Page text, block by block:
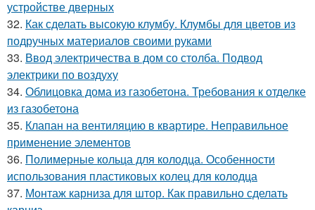
устройстве дверных
32. Как сделать высокую клумбу. Клумбы для цветов из
подручных материалов своими руками
33. Ввод электричества в дом со столба. Подвод
электрики по воздуху
34. Облицовка дома из газобетона. Требования к отделке
из газобетона
35. Клапан на вентиляцию в квартире. Неправильное
применение элементов
36. Полимерные кольца для колодца. Особенности
использования пластиковых колец для колодца
37. Монтаж карниза для штор. Как правильно сделать